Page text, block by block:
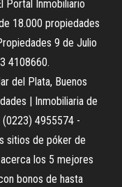
Portal Inmobiliario
18.000 propiedades
9 de Julio
4108660.
del Plata, Buenos
| Inmobiliaria de
(0223) 4955574 -
sitios de póker de
los 5 mejores
bonos de hasta